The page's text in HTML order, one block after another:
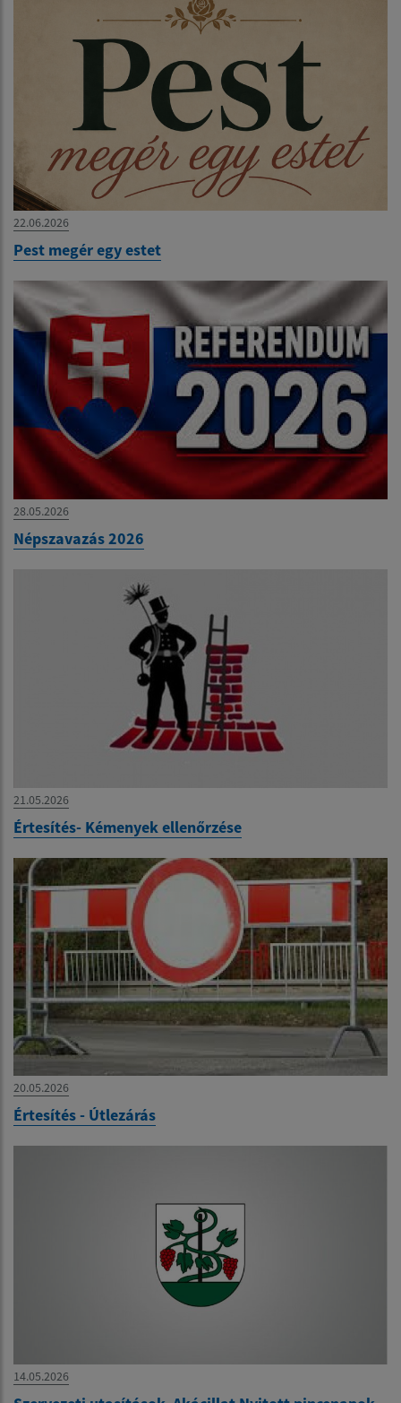
22.06.2026
Pest megér egy estet
28.05.2026
Népszavazás 2026
21.05.2026
Értesítés- Kémenyek ellenőrzése
20.05.2026
Értesítés - Útlezárás
14.05.2026